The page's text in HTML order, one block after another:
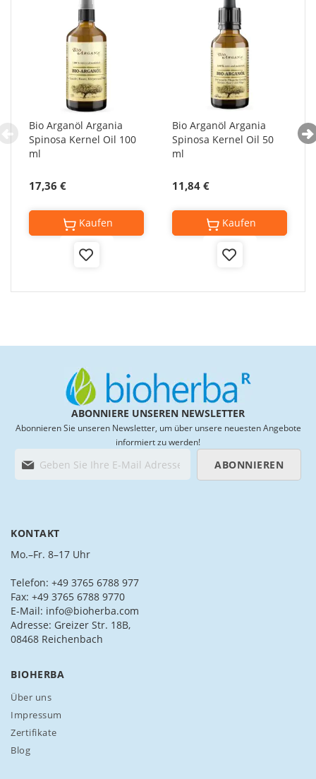
Bio Arganöl Argania
Spinosa Kernel Oil 100
ml
17,36 €
Add
Kaufen
Bio Arganöl Argania
Spinosa Kernel Oil 50
ml
11,84 €
Add
Kaufen
ABONNIERE UNSEREN NEWSLETTER
Abonnieren Sie unseren Newsletter, um über unsere neuesten Angebote
informiert zu werden!
l
S
i
s
i
c
h
f
u
n
r
e
ABONNIEREN
KONTAKT
Mo.–Fr. 8–17 Uhr
Telefon: +49 3765 6788 977
Fax: +49 3765 6788 9770
E-Mail: info@bioherba.com
Adresse: Greizer Str. 18B,
08468 Reichenbach
BIOHERBA
Über uns
Impressum
Zertifikate
Blog